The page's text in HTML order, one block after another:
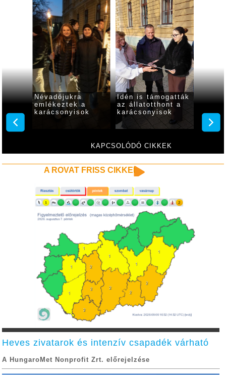
KAPCSOLÓDÓ CIKKEK
a
Névadójukra
emlékeztek a
karácsonyisok
Idén is támogatták
az állatotthont a
karácsonyisok
A ROVAT FRISS CIKKEI
Heves zivatarok és intenzív csapadék várható
A HungaroMet Nonprofit Zrt. előrejelzése